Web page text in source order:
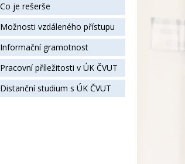
Co je rešerše
Možnosti vzdáleného přístupu
Informační gramotnost
Pracovní příležitosti v ÚK ČVUT
Distanční studium s ÚK ČVUT